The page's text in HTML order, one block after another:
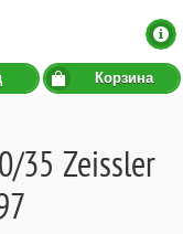
Корзина
35 Zeissler